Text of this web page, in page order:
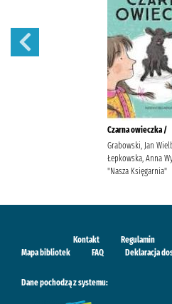
Czarna owieczka /
Grabowski, Jan
Łepkowska, Anna
"Nasza Księgarnia"
Kontakt Regulamin
Mapa bibliotek
FAQ Deklaracja
Dane pochodzą z systemu: